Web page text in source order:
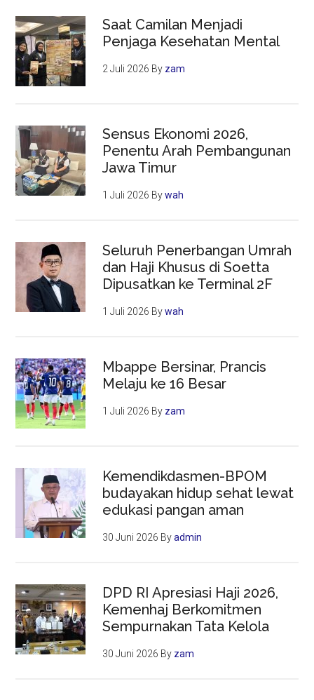
Saat Camilan Menjadi
Penjaga Kesehatan Mental
2 Juli 2026 By zam
Sensus Ekonomi 2026,
Penentu Arah Pembangunan
Jawa Timur
1 Juli 2026 Bywah
Seluruh Penerbangan Umrah
dan Haji Khusus di Soetta
Dipusatkan ke Terminal 2F
1 Juli 2026 Bywah
Mbappe Bersinar, Prancis
Melaju ke 16 Besar
1 Juli 2026 By zam
Kemendikdasmen-BPOM
budayakan hidup sehat lewat
edukasi pangan aman
30 Juni 2026 Byadmin
DPD RI Apresiasi Haji 2026,
Kemenhaj Berkomitmen
Sempurnakan Tata Kelola
30 Juni 2026 By zam